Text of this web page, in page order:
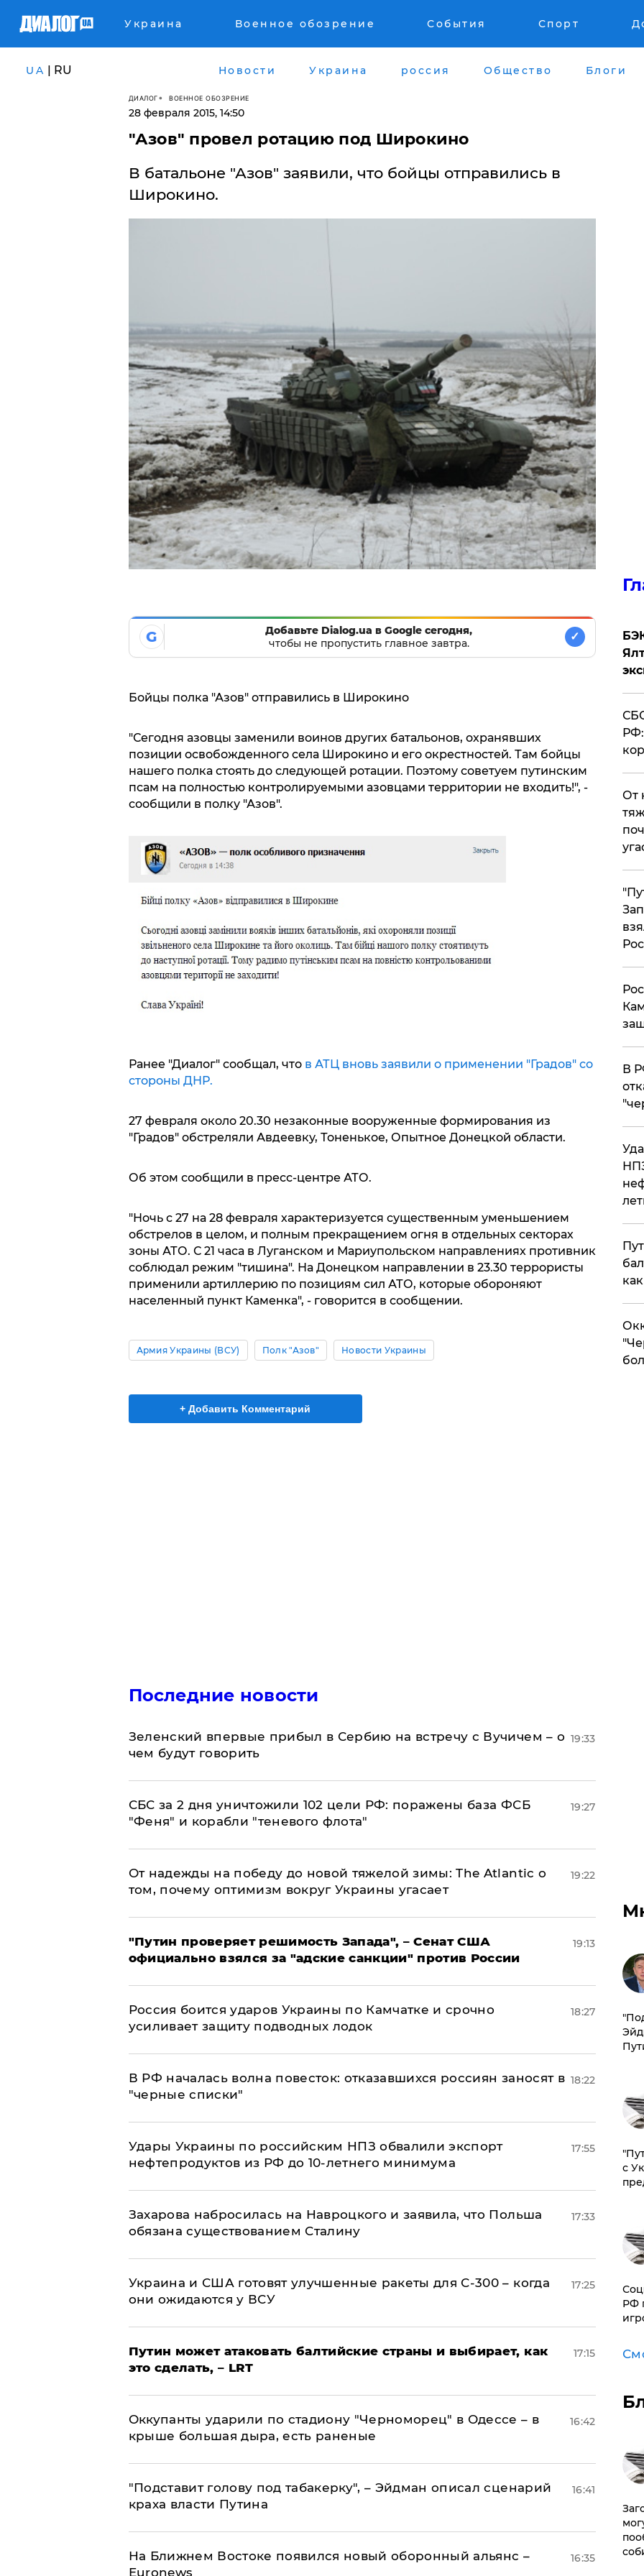
Украина Военное обозрение События Спорт
UA | RU Новости Украина россия Общество Блоги
ДИАЛОГ ВОЕННОЕ ОБОЗРЕНИЕ
28 февраля 2015, 14:50
"Азов" провел ротацию под Широкино
В батальоне "Азов" заявили, что бойцы отправились в
Широкино.
G
Добавьте Dialog.ua в Google сегодня,
чтобы не пропустить главное завтра.
✓
Бойцы полка "Азов" отправились в Широкино
"Сегодня азовцы заменили воинов других батальонов, охранявших
позиции освобожденного села Широкино и его окрестностей. Там бойцы
нашего полка стоять до следующей ротации. Поэтому советуем путинским
псам на полностью контролируемыми азовцами территории не входить!", -
сообщили в полку "Азов".
Ранее "Диалог" сообщал, что в АТЦ вновь заявили о применении "Градов" со
стороны ДНР.
27 февраля около 20.30 незаконные вооруженные формирования из
"Градов" обстреляли Авдеевку, Тоненькое, Опытное Донецкой области.
Об этом сообщили в пресс-центре АТО.
"Ночь с 27 на 28 февраля характеризуется существенным уменьшением
обстрелов в целом, и полным прекращением огня в отдельных секторах
зоны АТО. С 21 часа в Луганском и Мариупольском направлениях противник
соблюдал режим "тишина". На Донецком направлении в 23.30 террористы
применили артиллерию по позициям сил АТО, которые обороняют
населенный пункт Каменка", - говорится в сообщении.
Армия Украины (ВСУ) Полк "Азов" Новости Украины
+ Добавить Комментарий
Последние новости
Зеленский впервые прибыл в Сербию на встречу с Вучичем – о
чем будут говорить
19:33
СБС за 2 дня уничтожили 102 цели РФ: поражены база ФСБ
"Феня" и корабли "теневого флота"
19:27
От надежды на победу до новой тяжелой зимы: The Atlantic о
том, почему оптимизм вокруг Украины угасает
19:22
"Путин проверяет решимость Запада", – Сенат США
официально взялся за "адские санкции" против России
19:13
Россия боится ударов Украины по Камчатке и срочно
усиливает защиту подводных лодок
18:27
​В РФ началась волна повесток: отказавшихся россиян заносят в
"черные списки"
18:22
Удары Украины по российским НПЗ обвалили экспорт
нефтепродуктов из РФ до 10-летнего минимума
17:55
​Захарова набросилась на Навроцкого и заявила, что Польша
обязана существованием Сталину
17:33
Украина и США готовят улучшенные ракеты для С-300 – когда
они ожидаются у ВСУ
17:25
Путин может атаковать балтийские страны и выбирает, как
это сделать, – LRT
17:15
Оккупанты ударили по стадиону "Черноморец" в Одессе – в
крыше большая дыра, есть раненые
16:42
​"Подставит голову под табакерку", – Эйдман описал сценарий
краха власти Путина
16:41
На Ближнем Востоке появился новый оборонный альянс –
Euronews
16:35
От
​В
с
РФ